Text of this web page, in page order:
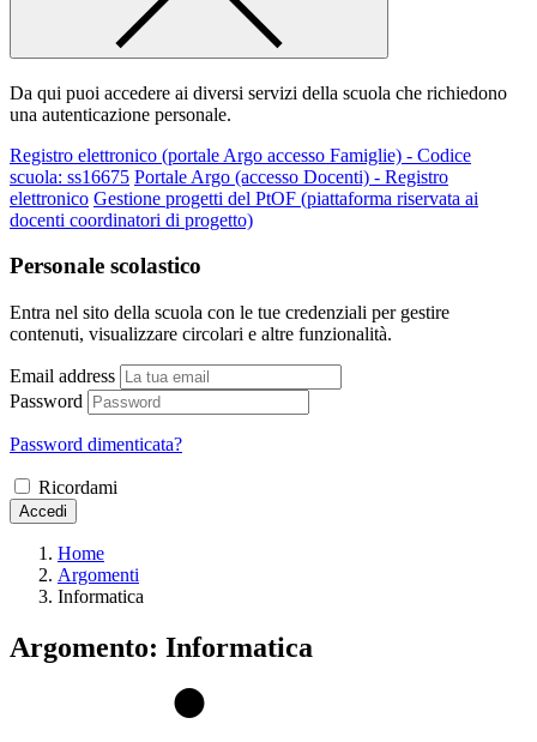
Da qui puoi accedere ai diversi servizi della scuola che richiedono
una autenticazione personale.
Registro elettronico (portale Argo accesso Famiglie) - Codice
scuola: ss16675 Portale Argo (accesso Docenti) - Registro
elettronico Gestione progetti del PtOF (piattaforma riservata ai
docenti coordinatori di progetto)
Personale scolastico
Entra nel sito della scuola con le tue credenziali per gestire
contenuti, visualizzare circolari e altre funzionalità.
Email address
Password
Password dimenticata?
Ricordami
Accedi
Home
Argomenti
Informatica
Argomento: Informatica